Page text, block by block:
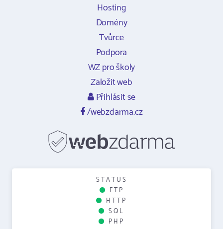
Hosting
Domény
Tvůrce
Podpora
WZ pro školy
Založit web
Přihlásit se
/webzdarma.cz
STATUS
FTP
HTTP
SQL
PHP